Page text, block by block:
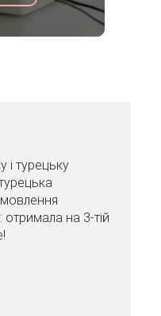
і турецьку
отримала на 3-тій